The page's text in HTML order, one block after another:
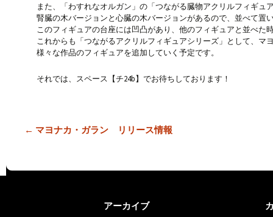
また、「わすれなオルガン」の「つながる臓物アクリルフィギュ
腎臓の木バージョンと心臓の木バージョンがあるので、並べて置
このフィギュアの台座には凹凸があり、他のフィギュアと並べた
これからも「つながるアクリルフィギュアシリーズ」として、マ
様々な作品のフィギュアを追加していく予定です。
それでは、スペース【チ24b】でお待ちしております！
← マヨナカ・ガラン リリース情報
アーカイブ